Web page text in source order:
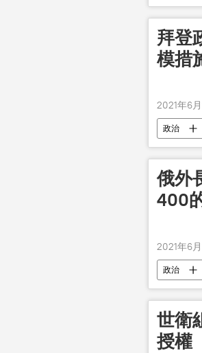
拜登
模措
2021年6
政治
俄外
400
2021年6
政治
世衛
授權